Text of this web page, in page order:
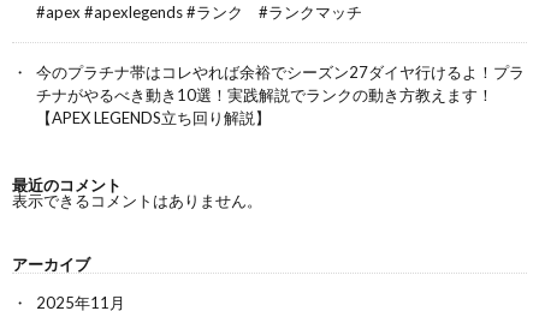
#apex #apexlegends #ランク #ランクマッチ
今のプラチナ帯はコレやれば余裕でシーズン27ダイヤ行けるよ！プラ
チナがやるべき動き10選！実践解説でランクの動き方教えます！
【APEX LEGENDS立ち回り解説】
最近のコメント
表示できるコメントはありません。
アーカイブ
2025年11月